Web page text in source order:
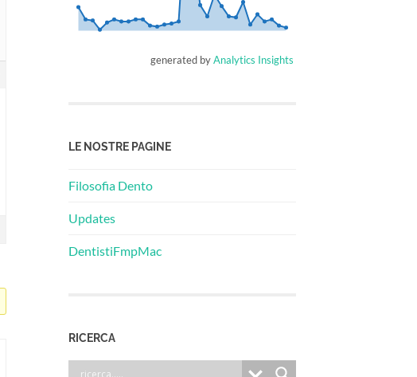
generated byAnalytics Insights
LE NOSTRE PAGINE
Filosofia Dento
Updates
DentistiFmpMac
RICERCA